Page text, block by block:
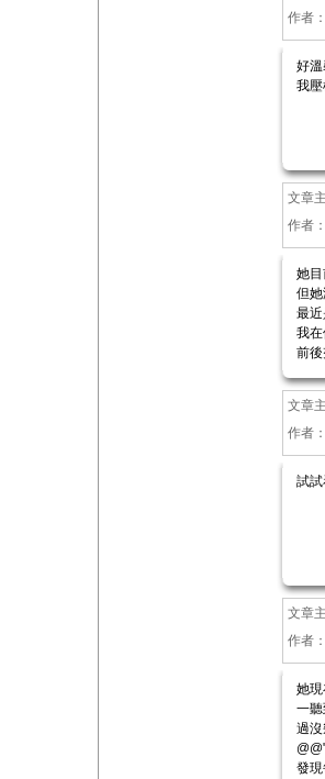
作者：
好溫
我
文章
作者：
她
但
最
我
前
文章
作者：
試
文章
作者：
她
一
過
發